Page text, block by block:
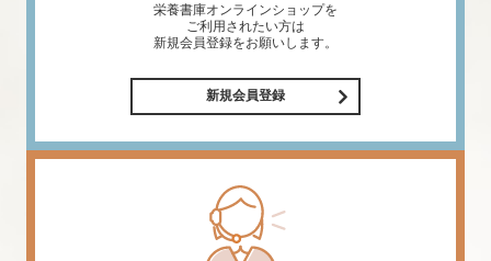
栄養書庫オンラインショップを
ご利用されたい方は
新規会員登録をお願いします。
新規会員登録